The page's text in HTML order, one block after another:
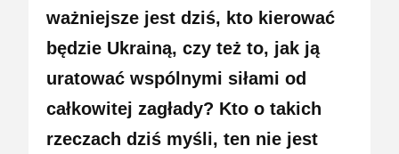
ważniejsze jest dziś, kto kierować
będzie Ukrainą, czy też to, jak ją
uratować wspólnymi siłami od
całkowitej zagłady? Kto o takich
rzeczach dziś myśli, ten nie jest